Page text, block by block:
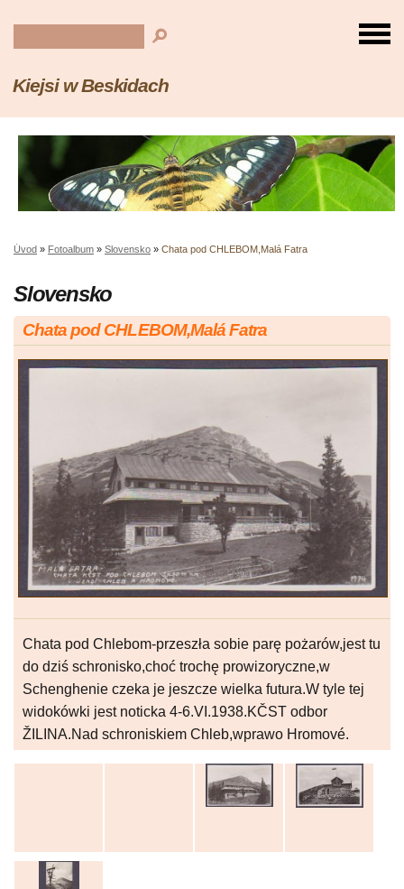
Kiejsi w Beskidach
Úvod » Fotoalbum » Slovensko » Chata pod CHLEBOM,Malá Fatra
Slovensko
Chata pod CHLEBOM,Malá Fatra
Chata pod Chlebom-przeszła sobie parę pożarów,jest tu
do dziś schronisko,choć trochę prowizoryczne,w
Schenghenie czeka je jeszcze wielka futura.W tyle tej
widokówki jest noticka 4-6.VI.1938.KČST odbor
ŽILINA.Nad schroniskiem Chleb,wprawo Hromové.